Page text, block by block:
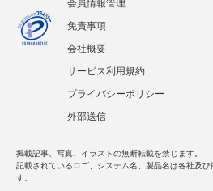
免責事項
会社概要
サービス利用規約
プライバシーポリシー
外部送信
掲載記事、写真、イラストの無断転載を禁じます。
記載されているロゴ、システム名、製品名は各社及
す。